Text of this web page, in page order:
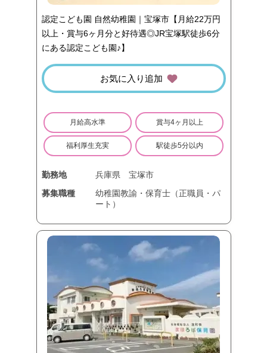
認定こども園 自然幼稚園｜宝塚市【月給22万円
以上・賞与6ヶ月分と好待遇◎JR宝塚駅徒歩6分
にある認定こども園♪】
お気に入り追加
月給高水準 賞与4ヶ月以上
福利厚生充実 駅徒歩5分以内
勤務地 兵庫県
宝塚市
募集職種
幼稚園教諭・保育士（正職員・パ
ート）